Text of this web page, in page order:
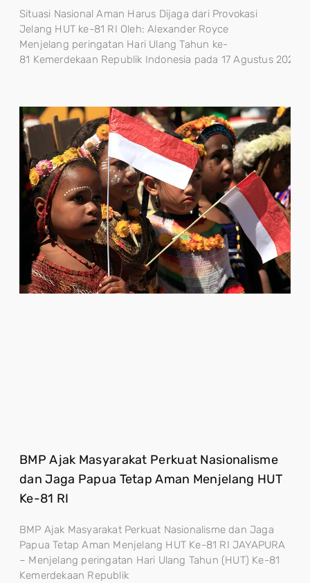
Situasi Nasional Aman Harus Dijaga dari Provokasi
Jelang HUT ke-81 RI Oleh: Alexander Royce
Menjelang peringatan Hari Ulang Tahun ke-
81 Kemerdekaan Republik Indonesia pada 17 Agustus
BMP Ajak Masyarakat Perkuat Nasionalisme
dan Jaga Papua Tetap Aman Menjelang HUT
Ke-81 RI
BMP Ajak Masyarakat Perkuat Nasionalisme dan Jaga
Papua Tetap Aman Menjelang HUT Ke-81 RI JAYAPURA
– Menjelang peringatan Hari Ulang Tahun (HUT) Ke-81
Kemerdekaan Republik